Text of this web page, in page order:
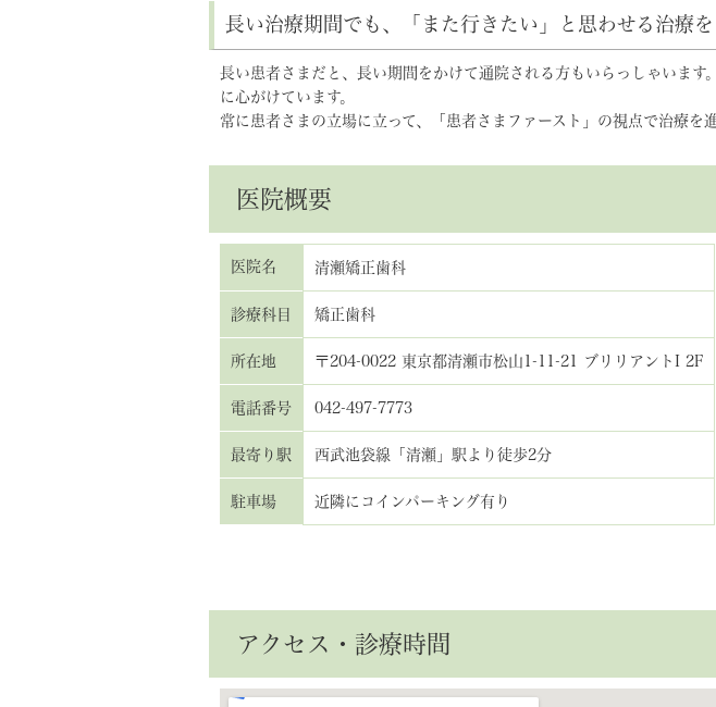
長い治療期間でも、「また行きたい」と思わせる治療を
長い患者さまだと、長い期間をかけて通院される方もいらっしゃいま
に心がけています。
常に患者さまの立場に立って、「患者さまファースト」の視点で治療を
医院概要
医院名 清瀬矯正歯科
診療科目 矯正歯科
所在地 〒204-0022 東京都清瀬市松山1-11-21 ブリリアントI 2F
電話番号 042-497-7773
最寄り駅 西武池袋線「清瀬」駅より徒歩2分
駐車場 近隣にコインパーキング有り
アクセス・診療時間